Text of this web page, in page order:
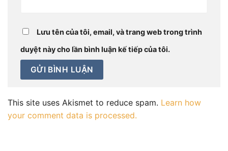
Lưu tên của tôi, email, và trang web trong trình
duyệt này cho lần bình luận kế tiếp của tôi.
This site uses Akismet to reduce spam. Learn how
your comment data is processed.